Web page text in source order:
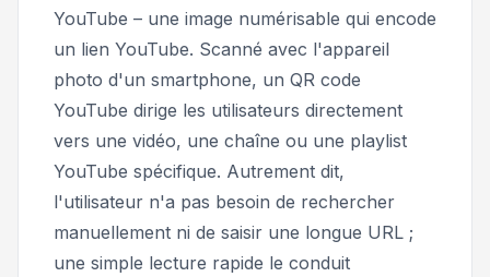
YouTube – une image numérisable qui encode
un lien YouTube. Scanné avec l'appareil
photo d'un smartphone, un QR code
YouTube dirige les utilisateurs directement
vers une vidéo, une chaîne ou une playlist
YouTube spécifique. Autrement dit,
l'utilisateur n'a pas besoin de rechercher
manuellement ni de saisir une longue URL ;
une simple lecture rapide le conduit